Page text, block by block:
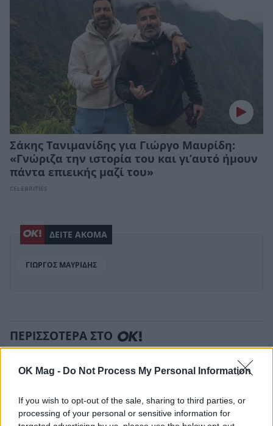
OK Mag - Do Not Process My Personal Information
If you wish to opt-out of the sale, sharing to third parties, or
processing of your personal or sensitive information for
Σάκης Τανιμανίδης για Γιώργο Μαυρίδη:
«Γνώριζα την ιστορία του και γι’αυτό ήμουν
πάντα επιεικής μαζί του»
CELEBRITIES
ΔΕΙΤΕ ΑΚΟΜΑ
ΓΙΩΡΓΟΣ ΜΑΥΡΙΔΗΣ
ΠΕΡΙΣΣΟΤΕΡΑ ΣΤΟ